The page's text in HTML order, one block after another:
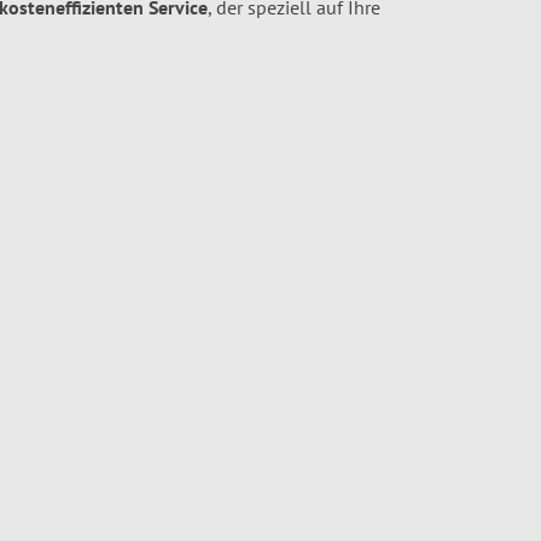
Service, der speziell auf Ihre